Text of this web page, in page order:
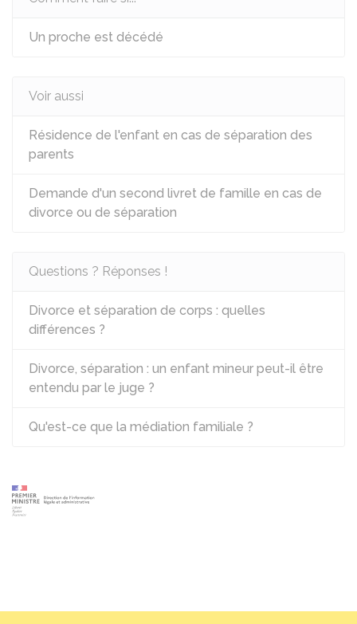
Un proche est décédé
Voir aussi
Résidence de l'enfant en cas de séparation des
parents
Demande d'un second livret de famille en cas de
divorce ou de séparation
Questions ? Réponses !
Divorce et séparation de corps : quelles
différences ?
Divorce, séparation : un enfant mineur peut-il être
entendu par le juge ?
Qu'est-ce que la médiation familiale ?